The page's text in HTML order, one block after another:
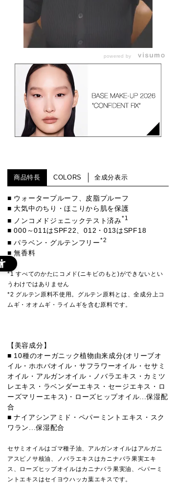
powered by
商品特長 COLORS 全成分表示
■ ウォータープルーフ、皮脂プルーフ
■ 大気中のちり・ほこりから肌を保護
■ ノンコメドジェニックテスト済み*1
■ 000～011はSPF22、012・013はSPF18
■ パラベン・グルテンフリー*2
■ 無香料
*1 すべてのかたにコメド(ニキビのもと)ができないとい
うわけではありません
*2 グルテン原料不使用。グルテン原料とは、全成分上コ
ムギ・オオムギ・ライムギを含む原料です。
【美容成分】
■ 10種のオーガニック植物由来成分(オリーブオ
イル・ホホバオイル・サフラワーオイル・セサミ
オイル・アルガンオイル・ノバラエキス・カミツ
レエキス・ラベンダーエキス・セージエキス・ロ
ーズマリーエキス)・ローズヒップオイル...保湿配
合
■ ナイアシンアミド・ペパーミントエキス・スク
ワラン...保湿配合
セサミオイルはゴマ種子油、アルガンオイルはアルガニ
アスピノサ核油、ノバラエキスはカニナバラ果実エキ
ス、ローズヒップオイルはカニナバラ果実油、ペパーミ
ントエキスはセイヨウハッカ葉エキスです。